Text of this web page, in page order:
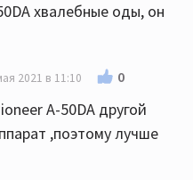
хвалебные оды, он
2021 в 11:10 0
A-50DA другой
,поэтому лучше